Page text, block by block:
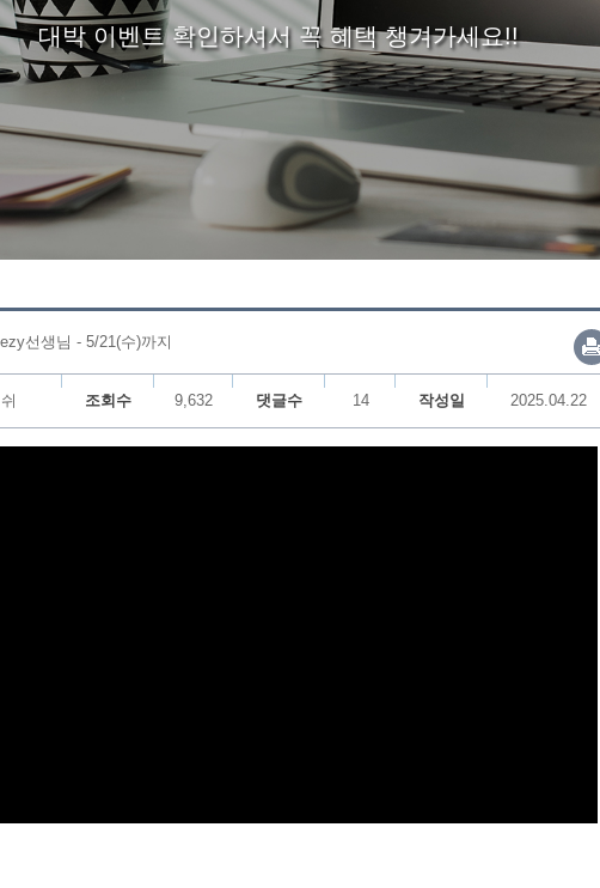
대박 이벤트 확인하셔서 꼭 혜택 챙겨가세요!!
선생님 - 5/21(수)까지
조회수 9,632 댓글수 14 작성일 2025.04.22